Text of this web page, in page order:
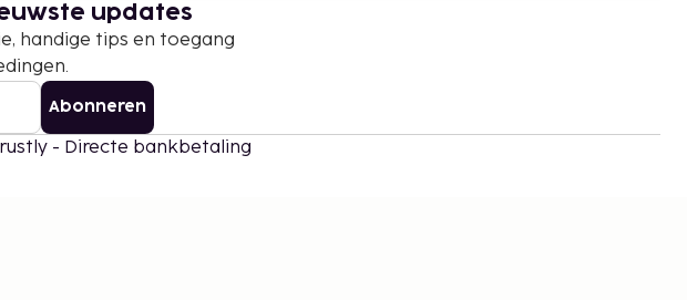
updates
handige tips en toegang
Abonneren